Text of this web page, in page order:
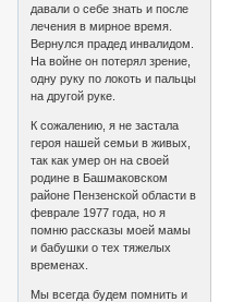
давали о себе знать и после
лечения в мирное время.
Вернулся прадед инвалидом.
На войне он потерял зрение,
одну руку по локоть и пальцы
на другой руке.
К сожалению, я не застала
героя нашей семьи в живых,
так как умер он на своей
родине в Башмаковском
районе Пензенской области в
феврале 1977 года, но я
помню рассказы моей мамы
и бабушки о тех тяжелых
временах.
Мы всегда будем помнить и